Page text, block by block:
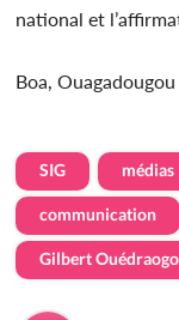
national et
Boa, Ouagadougou
SIG médias
communication
Gilbert Ouédraogo